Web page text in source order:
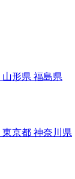
山形県 福島県
東京都 神奈川県